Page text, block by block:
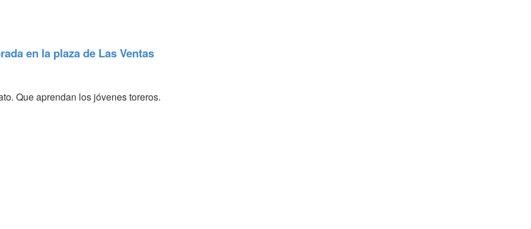
en la plaza de Las Ventas
Que aprendan los jóvenes toreros.